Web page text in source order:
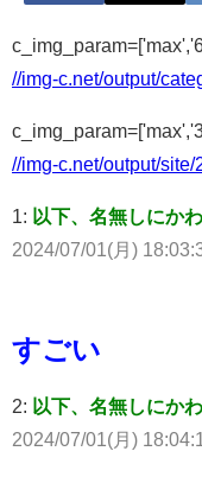
//img-c.net/output/
//img-c.net/output/site/
1: 以下、名無しにか
2024/07/01(月)
すごい
2: 以下、名無しにか
2024/07/01(月)